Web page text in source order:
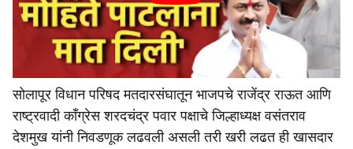
सोलापूर विधान परिषद मतदारसंघातून भाजपचे राजेंद्र राऊत आणि
राष्ट्रवादी काँग्रेस शरदचंद्र पवार पक्षाचे जिल्हाध्यक्ष वसंतराव
देशमुख यांनी निवडणूक लढवली असली तरी खरी लढत ही खासदार